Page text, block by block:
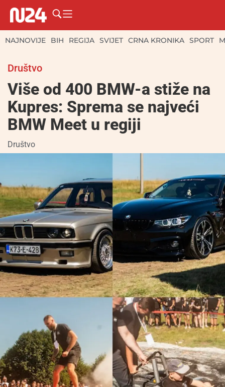
NAJNOVIJE BIH REGIJA SVIJET CRNA KRONIKA SPORT
Društvo
Više od 400 BMW-a stiže na
Kupres: Sprema se najveći
BMW Meet u regiji
Društvo